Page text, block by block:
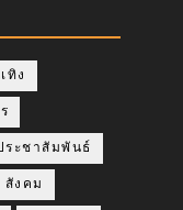
ทิง
ระชาสัมพันธ์
สังคม